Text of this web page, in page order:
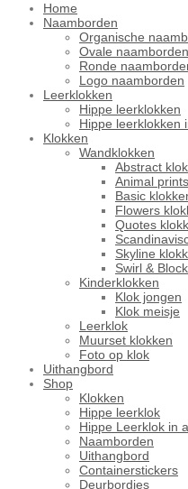
Home
Naamborden
Organische
Ovale naamborden
Ronde
Logo naamborden
Leerklokken
Hippe leerklokken
Hippe leerklokken
Klokken
Wandklokken
Abstract
Animal
Basic
Flowers
Quotes
Skyline
Swirl &
Kinderklokken
Klok jongen
Klok meisje
Leerklok
Muurset klokken
Foto op klok
Uithangbord
Shop
Klokken
Hippe leerklok
Hippe Leerklok in
Naamborden
Uithangbord
Containerstickers
Deurbordjes